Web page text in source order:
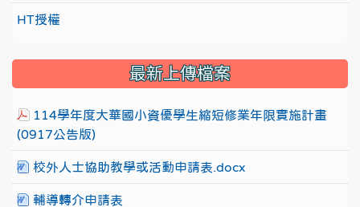
HT授權
最新上傳檔案
114學年度大華國小資優學生縮短修業年限實施計畫
(0917公告版)
校外人士協助教學或活動申請表.docx
輔導轉介申請表